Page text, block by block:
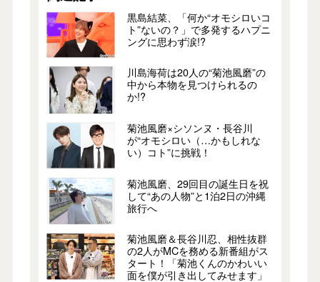
黒島結菜、「何か“オモシロいコ
ト”ないの？」で多発するハプニ
ングに思わず涙!?
川島海荷は20人の“菊池風磨”の
中から本物を見つけられるの
か!?
菊池風磨×シソンヌ・長谷川
が“オモシロい（…かもしれな
い）コト”に挑戦！
菊池風磨、29回目の誕生日を祝
して“あの人物”と1泊2日の沖縄
旅行へ
菊池風磨＆長谷川忍、相性抜群
の2人がMCを務める新番組がス
タート！「菊池くんのかわいい
面を僕が引き出してみせます」